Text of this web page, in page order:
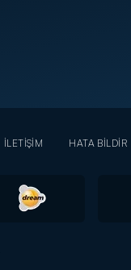
İLETİŞİM HATA BİLDİR